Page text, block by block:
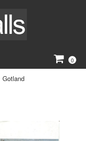
0
Gotland